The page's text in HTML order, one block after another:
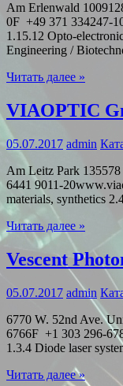
Am Erlenwald
0F +49 371 334247-
1.15.12 Opto-
Engineering /
Читать далее »
VIAOPTIC
05.07.2017 admin
Am Leitz Park
6441 9011-
materials, synthetics
Читать далее »
Vescent
05.07.2017 admin
6770 W. 52nd Ave.
6766F +1 303 296-
1.3.4 Diode laser
Читать далее »